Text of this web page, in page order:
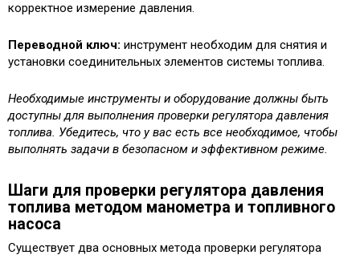
корректное измерение давления.
Переводной ключ: инструмент необходим для снятия и
установки соединительных элементов системы топлива.
Необходимые инструменты и оборудование должны быть
доступны для выполнения проверки регулятора давления
топлива. Убедитесь, что у вас есть все необходимое, чтобы
выполнять задачи в безопасном и эффективном режиме.
Шаги для проверки регулятора давления
топлива методом манометра и топливного
насоса
Существует два основных метода проверки регулятора